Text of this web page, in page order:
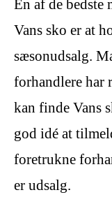
En af de bedste
Vans sko er at
sæsonudsalg.
forhandlere har
kan finde Vans
god idé at
foretrukne
er udsalg.